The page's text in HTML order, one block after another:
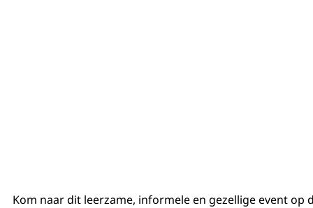
Kom naar dit leerzame, informele en gezellige event